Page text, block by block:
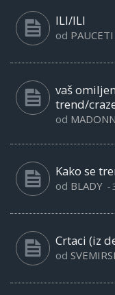
ILI/ILI
od PAUCETI
vaš
trend/
od
Kako se
od BLADY -
Crtaci (iz
od